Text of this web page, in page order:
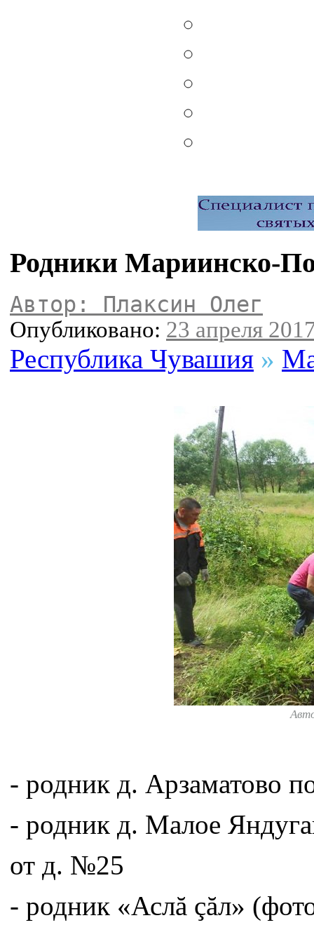
Родники Мариинско-
Автор: Плаксин Олег
Опубликовано: 23 апреля
Республика Чувашия »
- родник д. Арзаматово
- родник д. Малое
от д. №25
- родник «Аслă çăл»